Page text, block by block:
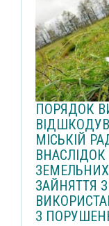
ПОРЯДОК
МІСЬКІЙ
ЗАЙНЯТТЯ
З